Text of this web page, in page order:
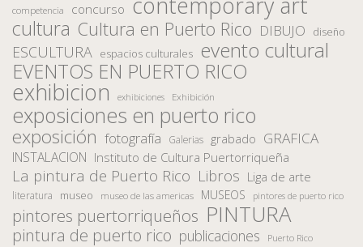
competencia concurso
cultura Cultura en Puerto Rico DIBUJO diseño
ESCULTURA espacios culturales evento cultural
EVENTOS EN PUERTO RICO
exhibicion exhibiciones Exhibición
exposiciones en puerto rico
exposición fotografía Galerias grabado GRAFICA
INSTALACION Instituto de Cultura Puertorriqueña
La pintura de Puerto Rico Libros Liga de arte
literatura museo museo de las americas MUSEOS pintores de puerto rico
pintores puertorriqueños PINTURA
pintura de puerto rico publicaciones Puerto Rico